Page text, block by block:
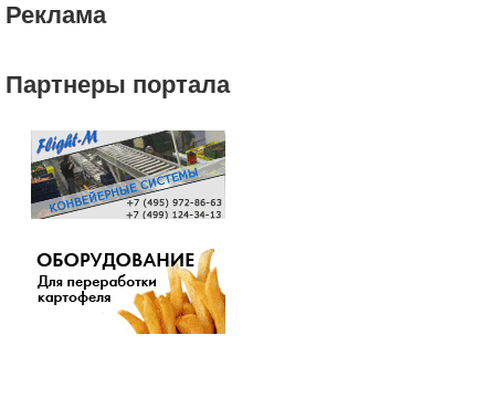
Реклама
Партнеры портала